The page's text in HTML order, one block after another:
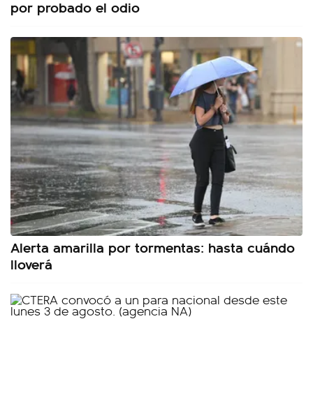
por probado el odio
Alerta amarilla por tormentas: hasta cuándo
lloverá